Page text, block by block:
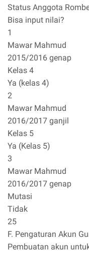
Status Anggota
Bisa input nilai?
1
Mawar Mahmud
2015/2016 genap
Kelas 4
Ya (kelas 4)
2
Mawar Mahmud
2016/2017 ganjil
Kelas 5
Ya (Kelas 5)
3
Mawar Mahmud
2016/2017 genap
Mutasi
Tidak
25
F. Pengaturan Akun
Pembuatan akun